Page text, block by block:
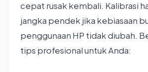
cepat rusak kembali. Kalibrasi
jangka pendek jika kebiasaan
penggunaan HP tidak diubah.
tips profesional untuk Anda: